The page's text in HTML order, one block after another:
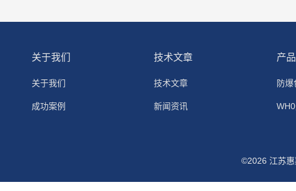
关于我们
关于我们
成功案例
技术文章
技术文章
新闻资讯
产
防爆
©2026 江苏